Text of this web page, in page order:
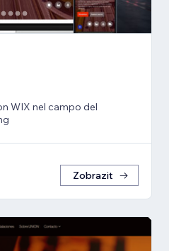
WIX nel campo del
Zobrazit